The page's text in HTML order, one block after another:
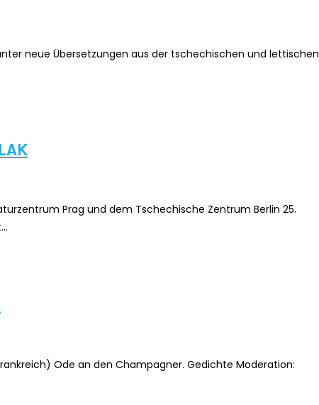
neue Übersetzungen aus der tschechischen und lettischen
Prag und dem Tschechische Zentrum Berlin 25.
Ode an den Champagner. Gedichte Moderation: